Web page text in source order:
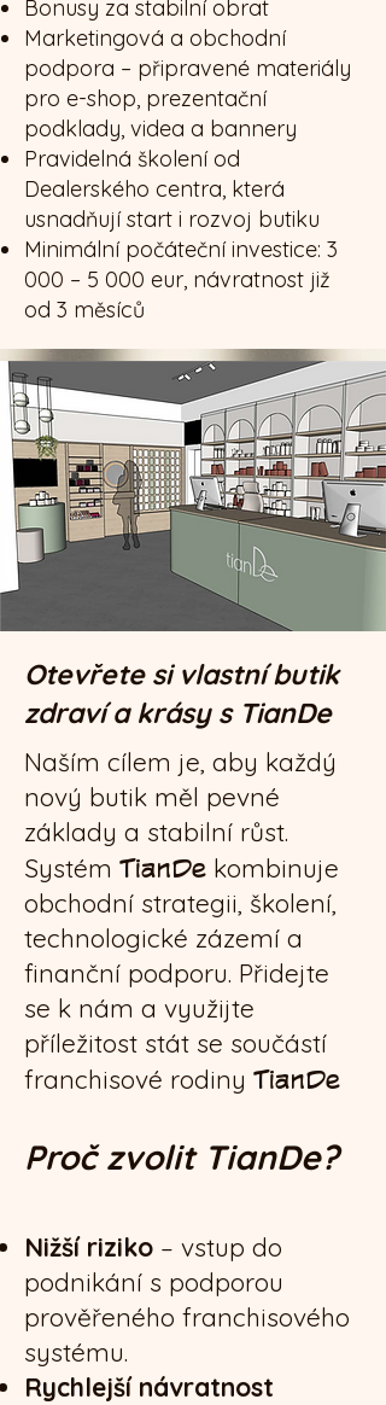
Bonusy za stabilní obrat
Marketingová a obchodní
podpora – připravené materiály
pro e-shop, prezentační
podklady, videa a bannery
Pravidelná školení od
Dealerského centra, která
usnadňují start i rozvoj butiku
Minimální počáteční investice: 3
000 – 5 000 eur, návratnost již
od 3 měsíců
Otevřete si vlastní butik
zdraví a krásy s TianDe
Naším cílem je, aby každý
nový butik měl pevné
základy a stabilní růst.
Systém TianDe kombinuje
obchodní strategii, školení,
technologické zázemí a
finanční podporu. Přidejte
se k nám a využijte
příležitost stát se součástí
franchisové rodiny TianDe
Proč zvolit TianDe?
Nižší riziko – vstup do
podnikání s podporou
prověřeného franchisového
systému.
Rychlejší návratnost